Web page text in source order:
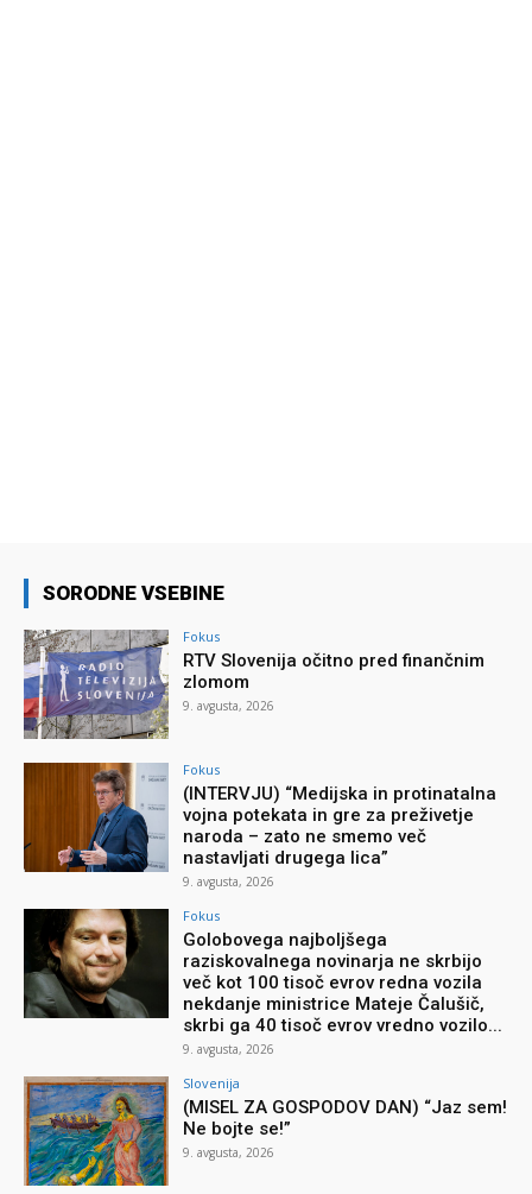
SORODNE VSEBINE
Fokus
RTV Slovenija očitno pred finančnim
zlomom
9. avgusta, 2026
Fokus
(INTERVJU) “Medijska in protinatalna
vojna potekata in gre za preživetje
naroda – zato ne smemo več
nastavljati drugega lica”
9. avgusta, 2026
Fokus
Golobovega najboljšega
raziskovalnega novinarja ne skrbijo
več kot 100 tisoč evrov redna vozila
nekdanje ministrice Mateje Čalušič,
skrbi ga 40 tisoč evrov vredno vozilo...
9. avgusta, 2026
Slovenija
(MISEL ZA GOSPODOV DAN) “Jaz sem!
Ne bojte se!”
9. avgusta, 2026